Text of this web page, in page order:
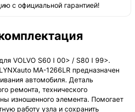
с официальной гарантией!
VOLVO S60 I 00> / S80 I 99>.
MA-1266LR предназначен
автомобиля. Деталь
ремонта, технического
изношенного элемента. Помогает
работу узла и сохранить